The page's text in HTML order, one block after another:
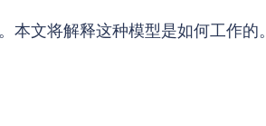
文将解释这种模型是如何工作的。